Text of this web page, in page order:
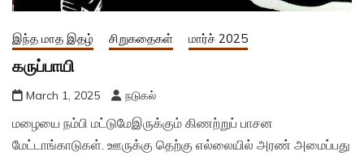
இந்த மாத இதழ் சிறுகதைகள் மார்ச் 2025
கருப்பாயி
March 1, 2025 நடுகல்
மழையை நம்பி மட்டுமேஇருக்கும் கிணற்றுப் பாசன
மேட்டாங்காடுகள். ஊருக்கு தெற்கு எல்லையில் அரண் அமைப்பது